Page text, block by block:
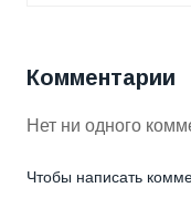
Комментарии
Нет ни одного
Чтобы написать